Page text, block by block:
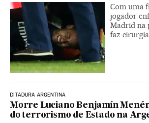
Com uma
jogador
Madrid na
faz
DITADURA ARGENTINA
Morre Luciano Benjamín
do terrorismo de Estado na